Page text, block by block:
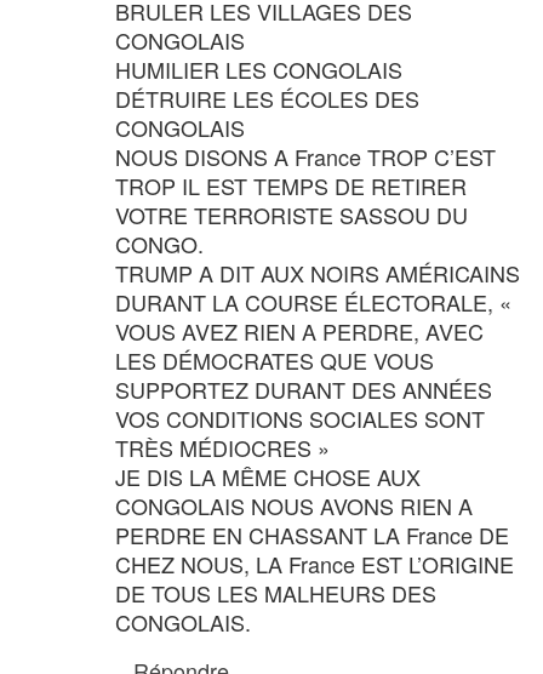
BRULER LES VILLAGES DES
CONGOLAIS
HUMILIER LES CONGOLAIS
DÉTRUIRE LES ÉCOLES DES
CONGOLAIS
NOUS DISONS A France TROP C’EST
TROP IL EST TEMPS DE RETIRER
VOTRE TERRORISTE SASSOU DU
CONGO.
TRUMP A DIT AUX NOIRS AMÉRICAINS
DURANT LA COURSE ÉLECTORALE, «
VOUS AVEZ RIEN A PERDRE, AVEC
LES DÉMOCRATES QUE VOUS
SUPPORTEZ DURANT DES ANNÉES
VOS CONDITIONS SOCIALES SONT
TRÈS MÉDIOCRES »
JE DIS LA MÊME CHOSE AUX
CONGOLAIS NOUS AVONS RIEN A
PERDRE EN CHASSANT LA France DE
CHEZ NOUS, LA France EST L’ORIGINE
DE TOUS LES MALHEURS DES
CONGOLAIS.